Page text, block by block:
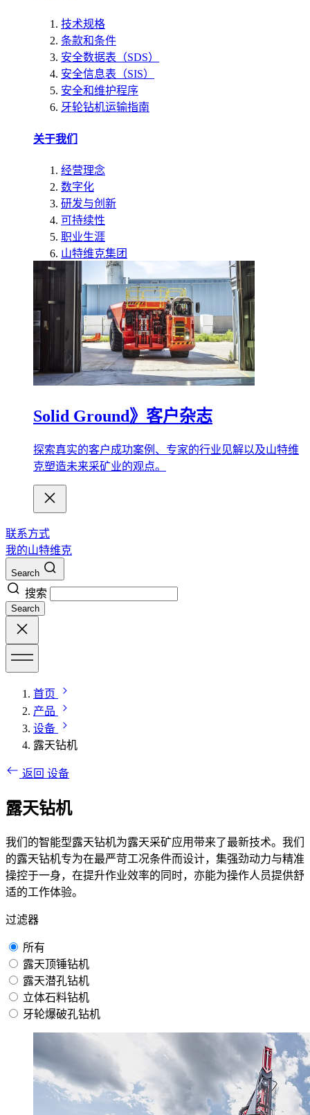
技术规格
条款和条件
安全数据表（SDS）
安全信息表（SIS）
安全和维护程序
牙轮钻机运输指南
关于我们
经营理念
数字化
研发与创新
可持续性
职业生涯
山特维克集团
Solid Ground》客户杂志
探索真实的客户成功案例、专家的行业见解以及山特维
克塑造未来采矿业的观点。
联系方式
我的山特维克
Search
搜索
Search
首页
产品
设备
露天钻机
返回 设备
露天钻机
我们的智能型露天钻机为露天采矿应用带来了最新技术。我们
的露天钻机专为在最严苛工况条件而设计，集强劲动力与精准
操控于一身，在提升作业效率的同时，亦能为操作人员提供舒
适的工作体验。
过滤器
所有
露天顶锤钻机
露天潜孔钻机
立体石料钻机
牙轮爆破孔钻机